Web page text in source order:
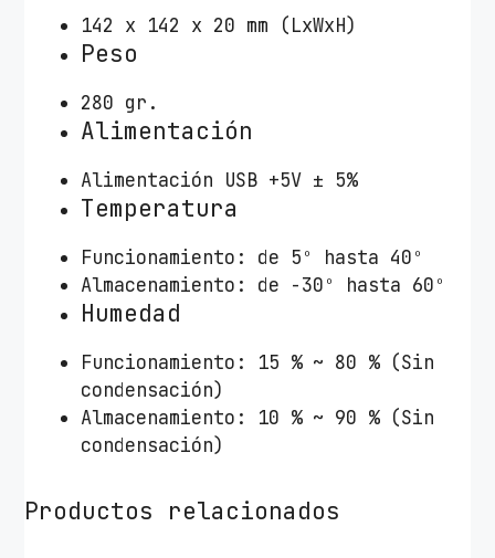
142 x 142 x 20 mm (LxWxH)
Peso
280 gr.
Alimentación
Alimentación USB +5V ± 5%
Temperatura
Funcionamiento: de 5º hasta 40º
Almacenamiento: de -30º hasta 60º
Humedad
Funcionamiento: 15 % ~ 80 % (Sin
condensación)
Almacenamiento: 10 % ~ 90 % (Sin
condensación)
Productos relacionados